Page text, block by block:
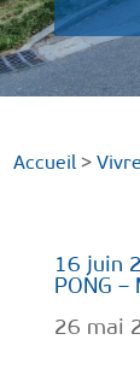
Accueil >
16 juin
PONG –
26 mai